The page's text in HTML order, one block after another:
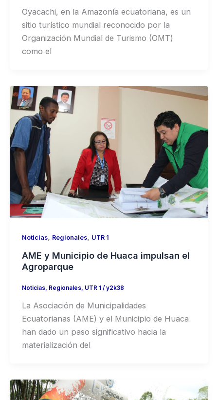
Oyacachi, en la Amazonía ecuatoriana, es un
sitio turístico mundial reconocido por la
Organización Mundial de Turismo (OMT)
como el
Noticias, Regionales, UTR 1
AME y Municipio de Huaca impulsan el
Agroparque
Noticias, Regionales, UTR 1/y2k38
La Asociación de Municipalidades
Ecuatorianas (AME) y el Municipio de Huaca
han dado un paso significativo hacia la
materialización del